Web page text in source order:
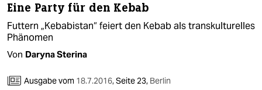
Eine Party für den Kebab
Futtern „Kebabistan“ feiert den Kebab als transkulturelles
Phänomen
Von Daryna Sterina
Ausgabe vom 18.7.2016,Seite 23, Berlin